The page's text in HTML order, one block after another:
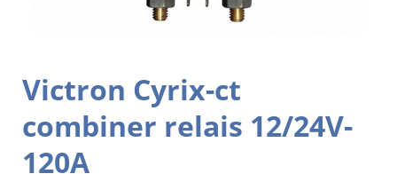
Victron Cyrix-ct
combiner relais 12/24V-
120A